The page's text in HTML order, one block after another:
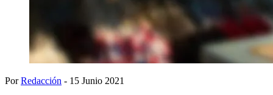
PorRedacción - 15 Junio 2021